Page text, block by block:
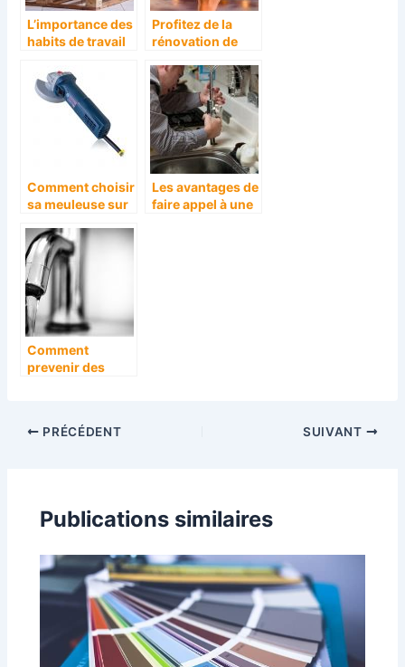
L’importance des
habits de travail
sécurité optimale
au travail
Profitez de la
rénovation de
pour y inclure de
la domotique
Comment choisir
sa meuleuse sur
?
Les avantages de
faire appel à une
Comment
prevenir des
PRÉCÉDENT SUIVANT
Publications similaires